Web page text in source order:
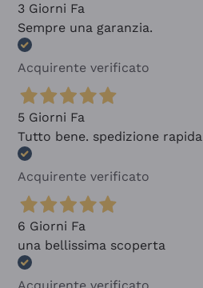
3 Giorni Fa
Sempre una garanzia.
Acquirente verificato
5 Giorni Fa
Tutto bene. spedizione
Acquirente verificato
6 Giorni Fa
una bellissima scoperta